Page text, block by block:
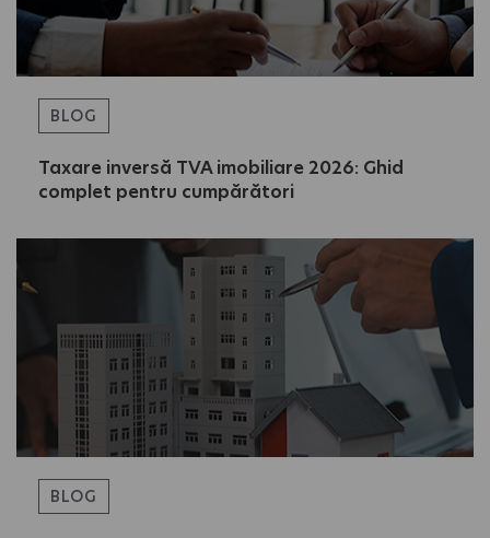
BLOG
Taxare inversă TVA imobiliare 2026: Ghid
complet pentru cumpărători
BLOG